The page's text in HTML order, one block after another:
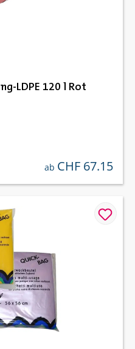
LDPE 120 l Rot
regulärer preis:
ab CHF 67.15